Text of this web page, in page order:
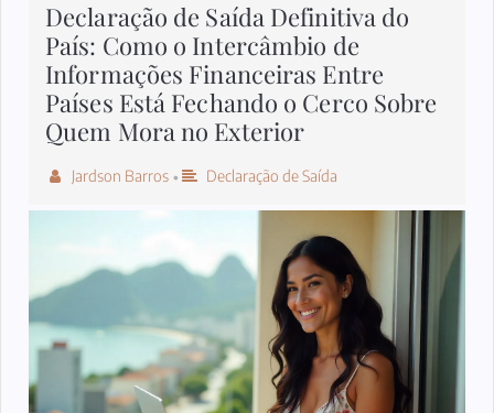
Declaração de Saída Definitiva do
País: Como o Intercâmbio de
Informações Financeiras Entre
Países Está Fechando o Cerco Sobre
Quem Mora no Exterior
Jardson Barros • Declaração de Saída